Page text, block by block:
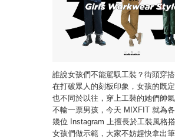
誰說女孩們不能駕馭工裝？街頭穿
在打破眾人的刻板印象，女孩的既
也不同於以往，穿上工裝的她們帥
不輸一票男孩，今天 MIXFIT 就為
幾位 Instagram 上擅長於工裝風格
女孩們做示範，大家不妨趕快拿出